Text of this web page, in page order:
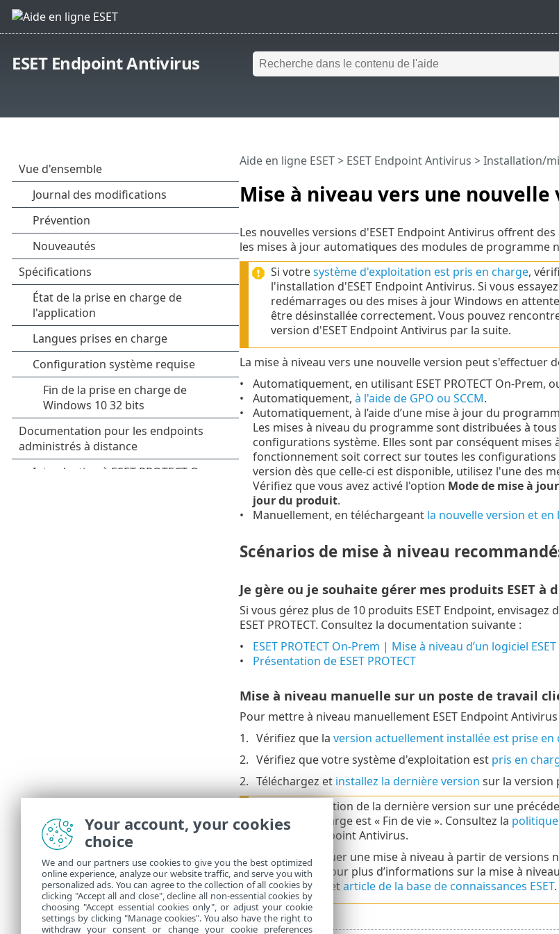
ESET Endpoint Antivirus
Mise à niveau vers une nouvelle
Aide en ligne ESET> ESET Endpoint Antivirus >Installation/
Les nouvelles versions d'ESET Endpoint Antivirus offrent
les mises à jour automatiques des modules de programme
Si votresystème d'exploitation est pris en charge,
l'installation d'ESET Endpoint Antivirus. Si vous
redémarrages ou des mises à jour Windows en
être désinstallée correctement. Vous pouvez
version d'ESET Endpoint Antivirus par la suite.
La mise à niveau vers une nouvelle version peut s'effectuer
Automatiquement, en utilisant ESET PROTECT On-Prem, ou
Automatiquement, à l'aide de GPO ou SCCM.
Automatiquement, à l’aide d’une mise à jour du
Les mises à niveau du programme sont distribuées à
configurations système. Elles sont par conséquent
fonctionnement soit correct sur toutes les configurations
version dès que celle-ci est disponible, utilisez l'une des
Vérifiez que vous avez activé l'option Mode de mise à jour
jour du produit.
Manuellement, en téléchargeant la nouvelle version et
Scénarios de mise à niveau
Je gère ou je souhaite gérer mes produits ESET à
Si vous gérez plus de 10 produits ESET Endpoint, envisagez
ESET PROTECT. Consultez la documentation suivante :
ESET PROTECT On-Prem | Mise à niveau d’un logiciel
Présentation de ESET PROTECT
Mise à niveau manuelle sur un poste de travail
Pour mettre à niveau manuellement ESET Endpoint
Vérifiez que la version actuellement installée est prise en
Vérifiez que votre système d'exploitation est pris en
Téléchargez et installez la dernière version sur la version
Une installation de la dernière version sur une
prise en charge est « Fin de vie ». Consultez la
d'ESET Endpoint Antivirus.
Pour effectuer une mise à niveau à partir de versions
Antivirus. Pour plus d’informations sur la mise à
consultez cetarticle de la base de connaissances ESET.
Your account, your cookies
choice
We and our partners use cookies to give you the best optimized
online experience, analyze our website traffic, and serve you with
personalized ads. You can agree to the collection of all cookies by
clicking "Accept all and close", decline all non-essential cookies by
choosing "Accept essential cookies only", or adjust your cookie
settings by clicking "Manage cookies". You also have the right to
withdraw your consent or change your cookie preferences